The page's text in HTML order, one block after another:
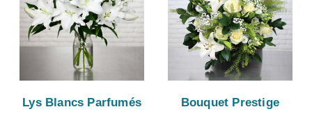
Lys Blancs Parfumés Bouquet Prestige